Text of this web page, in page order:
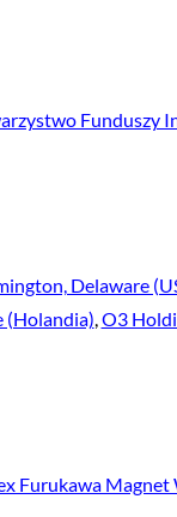
Funduszy
Delaware
(Holandia),O3
Furukawa Magnet